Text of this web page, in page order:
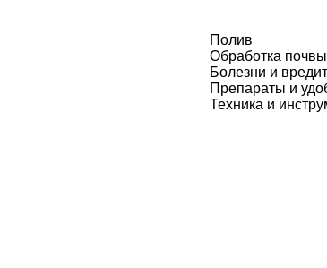
Полив
Обработка почвы
Болезни и
Препараты и
Техника и